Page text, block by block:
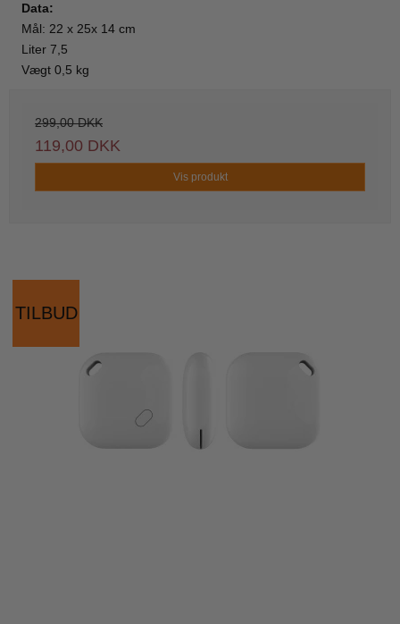
Data:
Mål: 22 x 25x 14 cm
Liter 7,5
Vægt 0,5 kg
299,00 DKK
119,00 DKK
Vis produkt
TILBUD